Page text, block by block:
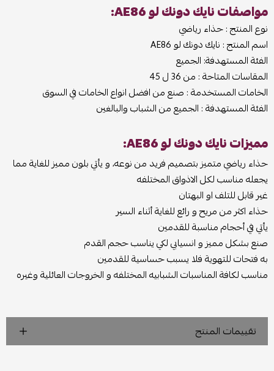
مواصفات نايك دونك لو AE86:
نوع المنتج : حذاء رياضي
اسم المنتج : نايك دونك لو AE86
الفئة المستهدفة: الجميع
المقاسات المتاحة : من 36 ل 45
الخامات المستخدمة : صنع من افضل انواع الخامات في السوق
الفئة المستهدفة : الجميع من الشباب والبالغين
مميزات نايك دونك لو AE86:
حذاء رياضي متميز بتصميم فريد من نوعه، و يأتي بلون مميز للغاية مما
يجعله مناسب لكل الاذواق المختلفه
غير قابل للتلف او البهتان
حذاء اكثر من مريح و رائع للغاية أثناء السير
يأتي في أحجام مناسبة للقدمين
صنع بشكل مميز و انسيابي لكي يناسب حجم القدم
به فتحات للتهوية فلا يسبب حساسية للقدمين
مناسب لكافة المناسبات الشبابيه المختلفه و الخروجات العائلية وغيره
تقييمات المنتج